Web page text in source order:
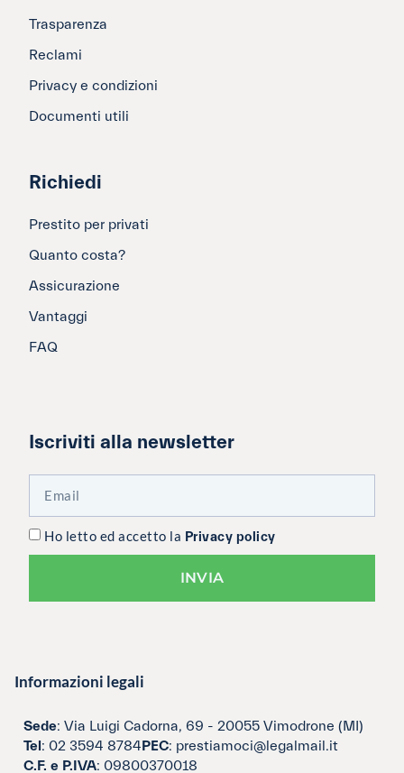
Trasparenza
Reclami
Privacy e condizioni
Documenti utili
Richiedi
Prestito per privati
Quanto costa?
Assicurazione
Vantaggi
FAQ
Iscriviti alla newsletter
Ho letto ed accetto la Privacy policy
INVIA
Informazioni legali
Sede: Via Luigi Cadorna, 69 - 20055 Vimodrone (MI)
Tel: 02 3594 8784PEC: prestiamoci@legalmail.it
C.F. e P.IVA: 09800370018